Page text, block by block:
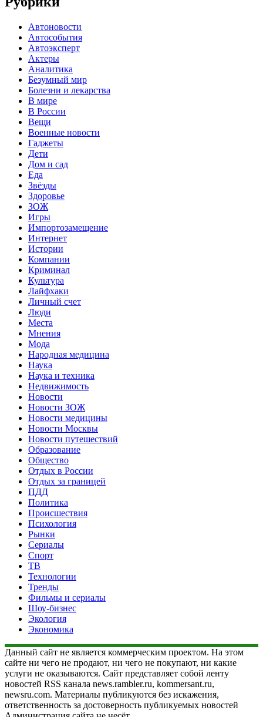
Автоновости
Автособытия
Автоэксперт
Актеры
Аналитика
Безумный мир
Болезни и лекарства
В мире
В России
Вещи
Военные новости
Гаджеты
Дети
Дом и сад
Еда
Звёзды
Здоровье
ЗОЖ
Игры
Импортозамещение
Интернет
Истории
Компании
Криминал
Культура
Лайфхаки
Личный счет
Люди
Места
Мнения
Мода
Народная медицина
Наука
Наука и техника
Недвижимость
Новости
Новости ЗОЖ
Новости медицины
Новости Москвы
Новости путешествий
Образование
Общество
Отдых в России
Отдых за границей
ПДД
Политика
Происшествия
Психология
Рынки
Сериалы
Спорт
ТВ
Технологии
Тренды
Фильмы и сериалы
Шоу-бизнес
Экология
Экономика
Данный сайт не является коммерческим проектом. На этом
сайте ни чего не продают, ни чего не покупают, ни какие
услуги не оказываются. Сайт представляет собой ленту
новостей RSS канала news.rambler.ru, kommersant.ru,
newsru.com. Материалы публикуются без искажения,
ответственность за достоверность публикуемых новостей